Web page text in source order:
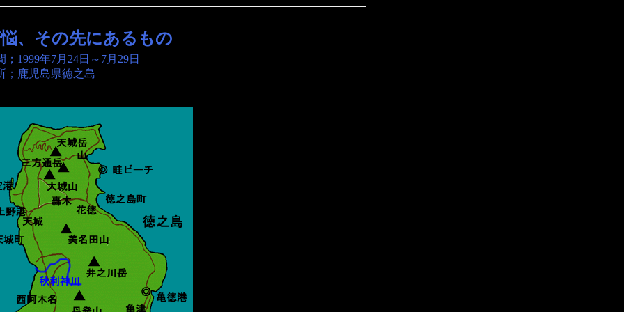
、その先にあるもの
； 1999年7月24日～7月29日
； 鹿児島県徳之島